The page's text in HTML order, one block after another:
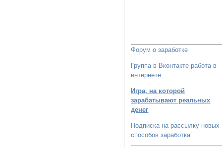
Форум о заработке
Группа в Вконтакте работа в
интернете
Игра, на которой
зарабатывают реальных
денег
Подписка на рассылку новых
способов заработка